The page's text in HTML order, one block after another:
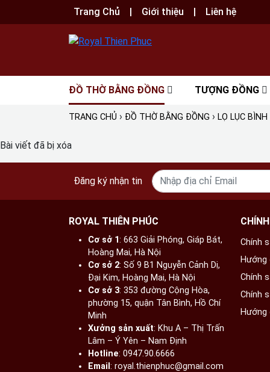
Trang Chủ Giới thiệu Liên hệ
ĐỒ THỜ BẰNG ĐỒNG TƯỢNG ĐỒNG
TRANG CHỦ › ĐỒ THỜ BẰNG ĐỒNG › LỌ LỤC
Bài viết đã bị xóa
Đăng ký nhận tin
ROYAL THIÊN PHÚC
Cơ sở 1: 663 Giải Phóng, Giáp Bát,
Hoàng Mai, Hà Nội​
Cơ sở 2: Số 9 B1 Nguyễn Cảnh Dị,
Đại Kim, Hoàng Mai, Hà Nội​
Cơ sở 3: 353 đường Cộng Hòa,
phường 15, quận Tân Bình, Hồ Chí
Minh
Xưởng sản xuất: Khu A – Thị Trấn
Lâm – Ý Yên – Nam Định​
Hotline: 0947.90.6666
Email : royal.thienphuc@gmail.com
Chính
Chính
Chính
Hướng